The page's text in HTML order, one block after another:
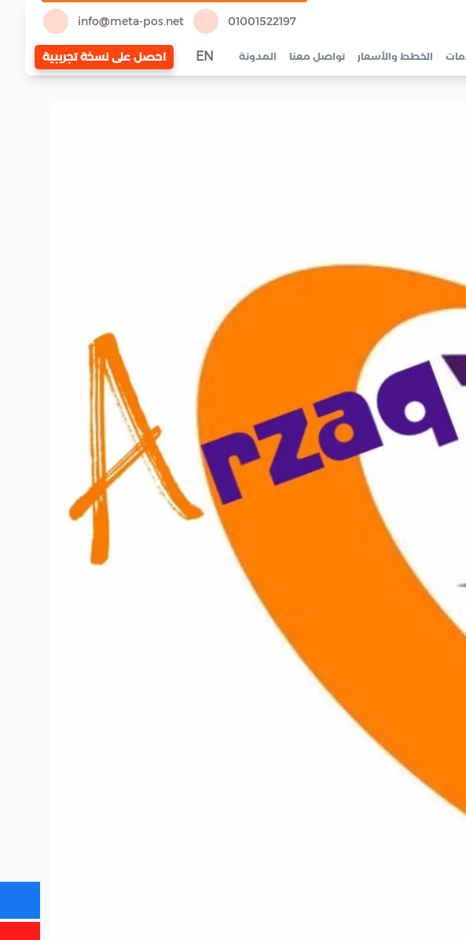
01001522197
info@meta-pos.net
الخطط والأسعار تواصل معنا المدونة EN احصل على نسخة تجريبية